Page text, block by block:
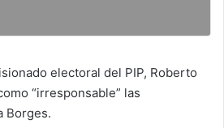
electoral del PIP, Roberto
“irresponsable” las
Borges.